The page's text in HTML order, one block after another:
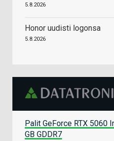
5.8.2026
Honor uudisti logonsa
5.8.2026
Palit GeForce RTX 5060
GB GDDR7